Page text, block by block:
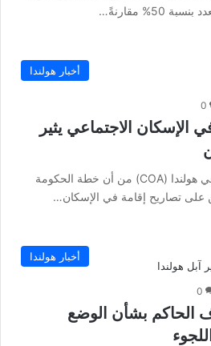
أخبار هولندا
0
في الإسكان الاجتماعي يثير
حذرت وكالة توطين اللاجئين في هولندا (COA) من أن خطة الحكومة
على تصاريح إقامة في الإسكان…
أخبار هولندا
0
الحاكم بشأن الوضع